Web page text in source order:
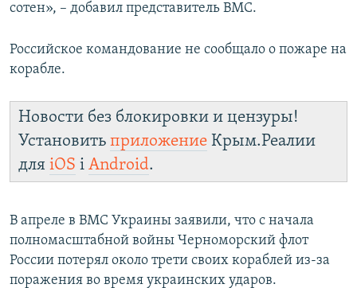
сотен», – добавил представитель ВМС.
Российское командование не сообщало о пожаре на
корабле.
Новости без блокировки и цензуры!
Установить приложение Крым.Реалии
для iOS і Android.
В апреле в ВМС Украины заявили, что с начала
полномасштабной войны Черноморский флот
России потерял около трети своих кораблей из-за
поражения во время украинских ударов.